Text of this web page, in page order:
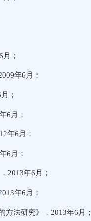
；
年6月；
；
6月；
年6月；
6月；
2013年6月；
年6月；
法研究》，2013年6月；